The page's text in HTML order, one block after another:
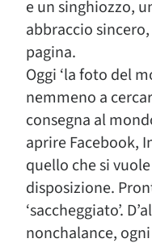
e un singhiozzo,
abbraccio
pagina.
Oggi ‘la foto del
nemmeno a
consegna al
aprire Facebook,
quello che si
disposizione.
‘saccheggiato’.
nonchalance,